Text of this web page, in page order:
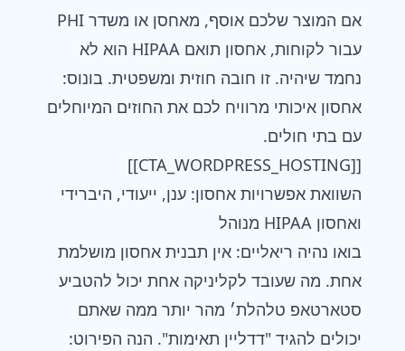
אם המוצר שלכם אוסף, מאחסן או משדר PHI
עבור לקוחות, אחסון תואם HIPAA הוא לא
נחמד שיהיה. זו חובה חוזית ומשפטית. בונוס:
אחסון איכותי מרוויח לכם את החוזים המיוחלים
עם בתי חולים.
[[CTA_WORDPRESS_HOSTING]]
השוואת אפשרויות אחסון: ענן, ייעודי, היברידי
ואחסון HIPAA מנוהל
בואו נהיה ריאליים: אין תבנית אחסון מושלמת
אחת. מה שעובד לקליניקה אחת יכול להטביע
סטארטאפ טלהלת׳ מהר יותר ממה שאתם
יכולים להגיד "דדליין תאימות". הנה הפירוט: